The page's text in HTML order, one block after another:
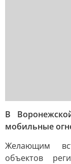
В
мобильные
Желающим
объектов